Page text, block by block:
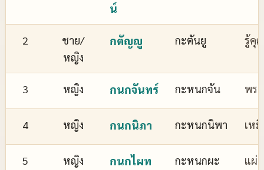
น์
2
ชาย/
หญิง
กตัญญู กะตันยู รู้คุ
3 หญิง กนกจันทร์ กะหนกจัน พร
4 หญิง กนกนิภา กะหนกนิพา เห
5 หญิง กนกไผท
กะหนกผะ
แผ่